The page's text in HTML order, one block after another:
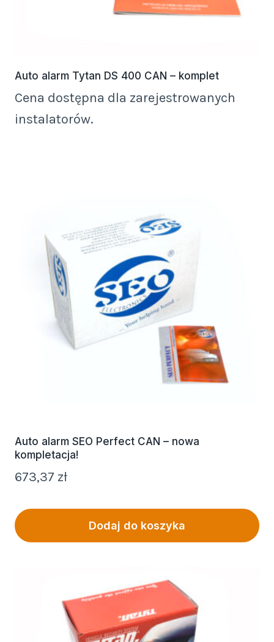
Auto alarm Tytan DS 400 CAN – komplet
Cena dostępna dla zarejestrowanych
instalatorów.
Auto alarm SEO Perfect CAN – nowa
kompletacja!
673,37 zł
Dodaj do koszyka